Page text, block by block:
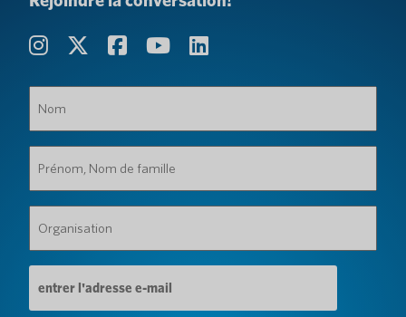
(Obligatoire)
Nom
de
famille
(Obligatoire)
(Obligatoire)
Adresse
e-
mail